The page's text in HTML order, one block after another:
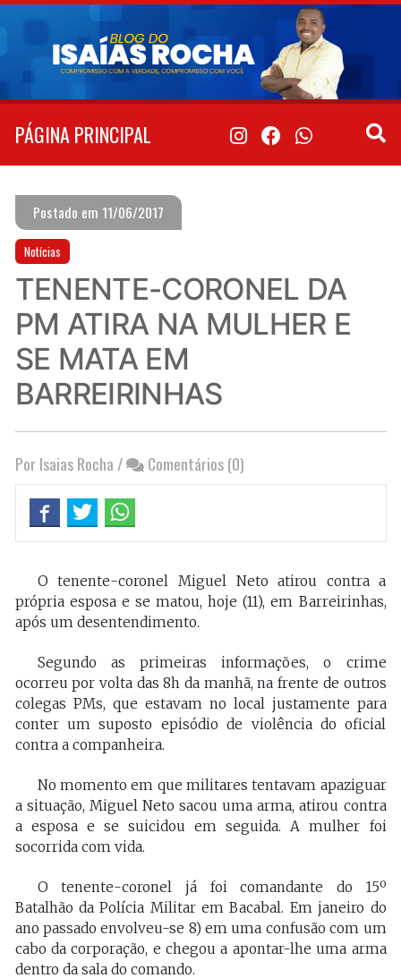
Pular
conteúdo
PÁGINA PRINCIPAL
Postado em 11/06/2017
Notícias
TENENTE-CORONEL DA
PM ATIRA NA MULHER E
SE MATA EM
BARREIRINHAS
Por Isaias Rocha / Comentários (0)
O tenente-coronel Miguel Neto atirou contra a
própria esposa e se matou, hoje (11), em Barreirinhas,
após um desentendimento.
Segundo as primeiras informações, o crime
ocorreu por volta das 8h da manhã, na frente de outros
colegas PMs, que estavam no local justamente para
conter um suposto episódio de violência do oficial
contra a companheira.
No momento em que militares tentavam apaziguar
a situação, Miguel Neto sacou uma arma, atirou contra
a esposa e se suicidou em seguida. A mulher foi
socorrida com vida.
O tenente-coronel já foi comandante do 15º
Batalhão da Polícia Militar em Bacabal. Em janeiro do
ano passado envolveu-se 8) em uma confusão com um
cabo da corporação, e chegou a apontar-lhe uma arma
dentro da sala do comando.